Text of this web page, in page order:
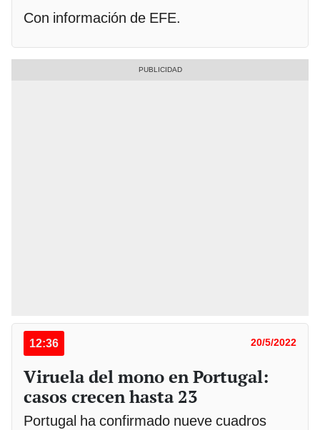
Con información de EFE.
12:36 20/5/2022
Viruela del mono en Portugal:
casos crecen hasta 23
Portugal ha confirmado nueve cuadros